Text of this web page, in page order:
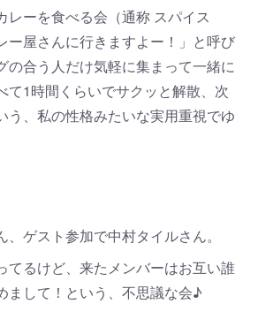
レーを食べる会（通称 スパイス
ー屋さんに行きますよー！」と呼び
の合う人だけ気軽に集まって一緒に
て1時間くらいでサクッと解散、次
う、私の性格みたいな実用重視でゆ
ゲスト参加で中村タイルさん。
てるけど、来たメンバーはお互い誰
まして！という、不思議な会♪